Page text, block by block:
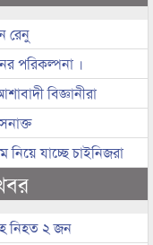
রেনু
পরিকল্পনা ।
বিজ্ঞানীরা
নিয়ে যাচ্ছে চাইনিজরা
নিহত ২ জন